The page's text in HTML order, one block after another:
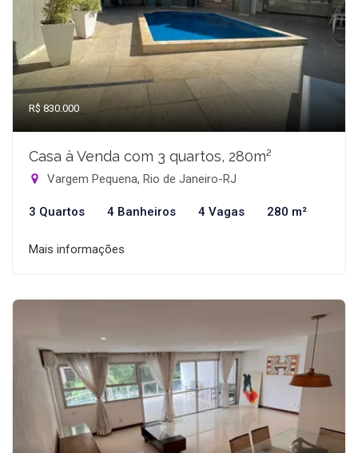
R$ 830.000
Casa à Venda com 3 quartos, 280m²
Vargem Pequena, Rio de Janeiro-RJ
3 Quartos 4 Banheiros 4 Vagas 280 m²
Mais informações